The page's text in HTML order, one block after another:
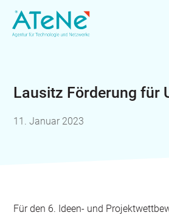
Lausitz Förderung für
11. Januar 2023
Für den 6. Ideen- und